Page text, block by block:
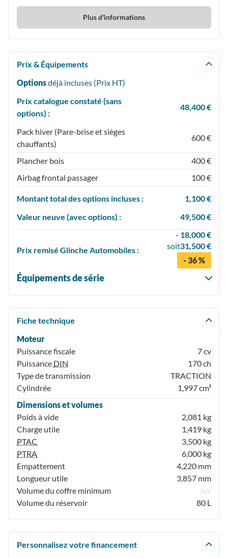
Plus d'informations
Prix & Équipements
Optionsdéjà incluses (Prix HT)
Prix catalogue constaté (sans
options) :
48,400 €
Pack hiver (Pare-brise et sièges
chauffants)
600 €
Plancher bois
400 €
Airbag frontal passager
100 €
Montant total des options incluses :
1,100 €
Valeur neuve (avec options) :
49,500 €
Prix remisé Glinche Automobiles :
- 18,000 €
soit31,500 €
- 36 %
Équipements de série
Fiche technique
Moteur
Puissance fiscale
7 cv
Puissance DIN
170 ch
Type de transmission
TRACTION
Cylindrée
1,997 cm³
Dimensions et volumes
Poids à vide
2,081 kg
Charge utile
1,419 kg
PTAC
3,500 kg
PTRA
6,000 kg
Empattement
4,220 mm
Longueur utile
3,857 mm
Volume du coffre minimum
n/c
Volume du réservoir
80 L
Personnalisez votre financement